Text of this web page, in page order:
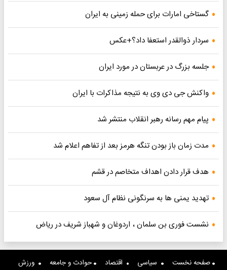
گستاخی امارات برای حمله زمینی به ایران
سردار ذوالقدر استعفا داد؟+عکس
جلسه بزرگ در عربستان در مورد ایران
واکنش جی دی وی به نتیجه مذاکرات با ایران
پیام مهم رسانه رهبر انقلاب منتشر شد
مدت زمان باز بودن تنگه هرمز بعد از تفاهم اعلام شد
هدف قرار دادن اهداف متخاصم در قشم
تهدید یمنی ها به سرنگونی نظام آل سعود
نشست فوری بن سلمان ، اردوغان و شهباز شریف در ریاض
صفحه نخست سیاسی اقتصاد حوادث و جامعه ورزش